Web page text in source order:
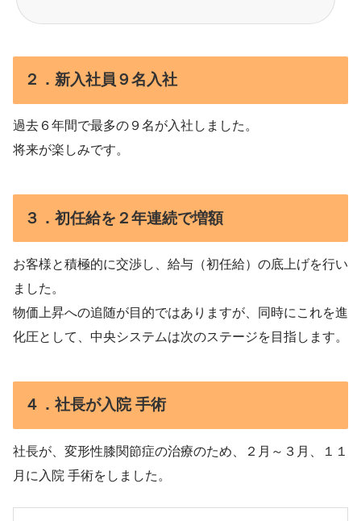
２．新入社員９名入社
過去６年間で最多の９名が入社しました。
将来が楽しみです。
３．初任給を２年連続で増額
お客様と積極的に交渉し、給与（初任給）の底上げを行い
ました。
物価上昇への追随が目的ではありますが、同時にこれを進
化圧として、中央システムは次のステージを目指します。
４．社長が入院 手術
社長が、変形性膝関節症の治療のため、２月～３月、１１
月に入院 手術をしました。